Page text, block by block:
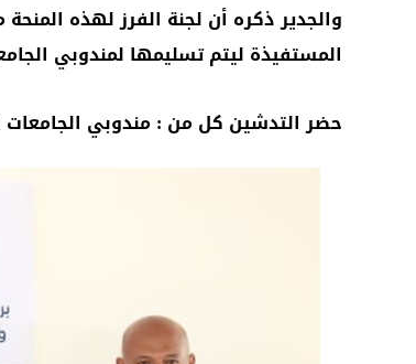
والجدير ذكره أن لجنة الفرز لهذه
المستفيذة ليتم تسليمها لمندوبي
حضر التدشين كل من : مندوبي الجامعات